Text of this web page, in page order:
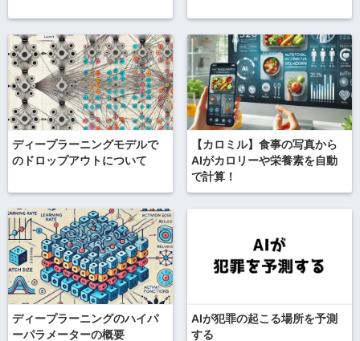
ディープラーニングモデルで
のドロップアウトについて
【カロミル】食事の写真から
AIがカロリーや栄養素を自動
で計算！
ディープラーニングのハイパ
ーパラメーターの概要
AIが犯罪の起こる場所を予測
する